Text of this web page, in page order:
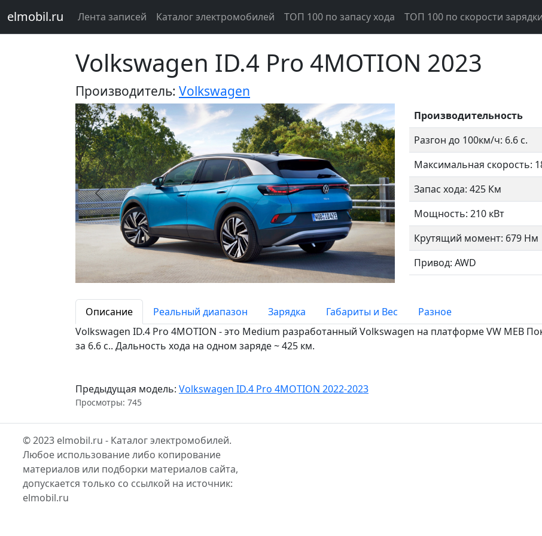
elmobil.ru Лента записей Каталог электромобилей ТОП 100 по запасу хода ТОП 100 по скорости зарядки
Volkswagen ID.4 Pro 4MOTION 2023
Производитель: Volkswagen
Предыдущий Следующий
Производительность
Разгон до 100км/ч: 6.6 с.
Максимальная скорость:
Запас хода: 425 Км
Мощность: 210 кВт
Крутящий момент: 679 Нм
Привод: AWD
Описание Реальный диапазон Зарядка Габариты и Вес
Разное
Volkswagen ID.4 Pro 4MOTION - это Medium разработанный Volkswagen на платформе VW MEB
за 6.6 c.. Дальность хода на одном заряде ~ 425 км.
Предыдущая модель: Volkswagen ID.4 Pro 4MOTION 2022-2023
Просмотры: 745
© 2023 elmobil.ru - Каталог электромобилей.
Любое использование либо копирование
материалов или подборки материалов сайта,
допускается только со ссылкой на источник:
elmobil.ru